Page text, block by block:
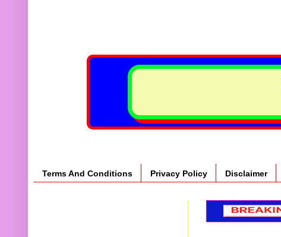
Terms And Conditions Privacy Policy Disclaimer